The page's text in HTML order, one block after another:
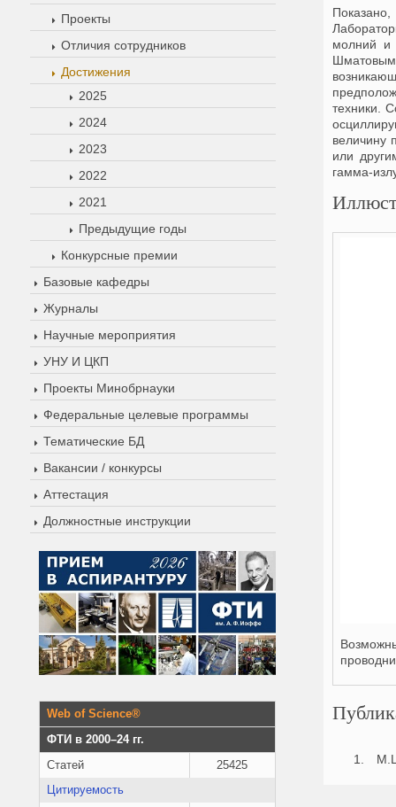
Проекты
Отличия сотрудников
Достижения
2025
2024
2023
2022
2021
Предыдущие годы
Конкурсные премии
Базовые кафедры
Журналы
Научные мероприятия
УНУ И ЦКП
Проекты Минобрнауки
Федеральные целевые программы
Тематические БД
Вакансии / конкурсы
Аттестация
Должностные инструкции
Web of Science®
ФТИ в 2000–24 гг.
Статей
25425
Цитируемость
молний и
техники.
величину
или
гамма-